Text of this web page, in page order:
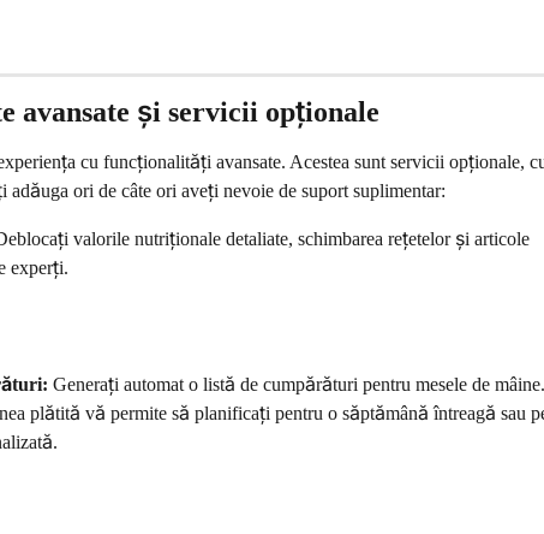
avansate și servicii opționale
cu funcționalități avansate. Acestea sunt servicii opționale,
adăuga ori de câte ori aveți nevoie de suport suplimentar:
valorile nutriționale detaliate, schimbarea rețetelor și articole
experți.
Generați automat o listă de cumpărături pentru mesele de mâine.
plătită vă permite să planificați pentru o săptămână întreagă sau